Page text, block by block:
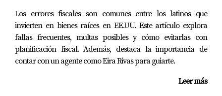
asegurando un buen acuerdo.
"Conocer cómo funciona el earnest money te da
tranquilidad y control." – Eira Rivas
Los errores fiscales son comunes entre los latinos que
invierten en bienes raíces en EE.UU. Este artículo explora
fallas frecuentes, multas posibles y cómo evitarlas con
planificación fiscal. Además, destaca la importancia de
contar con un agente como Eira Rivas para guiarte.
Leer más